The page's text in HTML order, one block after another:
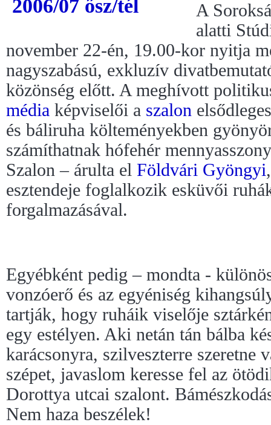
A
alatti
november 22-én, 19.00-kor nyitja
nagyszabású, exkluzív
közönség előtt. A meghívott
média képviselői a szalon
és báliruha költeményekben
számíthatnak hófehér
Szalon – árulta el Földvári Gyöngyi
esztendeje foglalkozik esküvői
forgalmazásával.
Egyébként pedig – mondta -
vonzóerő és az egyéniség
tartják, hogy ruháik viselője
egy estélyen. Aki netán tán bálba
karácsonyra, szilveszterre szeretne
szépet, javaslom keresse fel az
Dorottya utcai szalont.
Nem haza beszélek!